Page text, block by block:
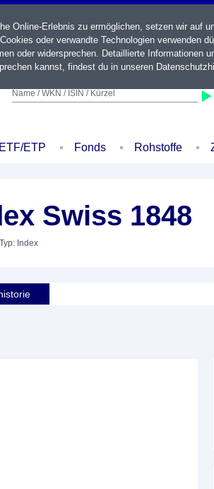
Name / WKN / ISIN / Kürzel
ETF/ETP Fonds Rohstoffe
Swiss 1848
Typ: Index
Online-Erlebnis zu ermöglichen, setzen wir auf
oder verwandte Technologien verwenden
oder widersprechen. Detaillierte Informationen
kannst, findest du in unseren